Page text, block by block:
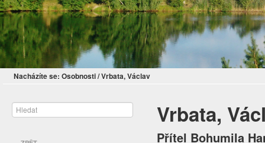
Nacházíte se: Osobnosti/Vrbata, Václav
Vrbata,
Přítel Bohumila